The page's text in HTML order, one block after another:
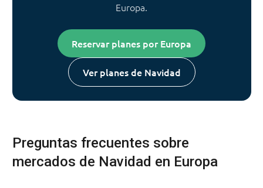
Europa.
Reservar planes por Europa
Ver planes de Navidad
Preguntas frecuentes sobre
mercados de Navidad en Europa